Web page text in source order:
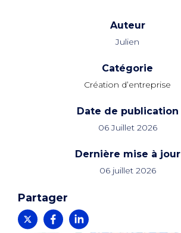
Auteur
Julien
Catégorie
Création d’entreprise
Date de publication
06 Juillet 2026
Dernière mise à jour
06 juillet 2026
Partager